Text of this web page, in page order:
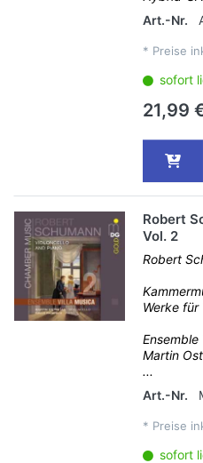
Art.-Nr.
* Preise
sofort
21,99
Robert
Vol. 2
Robert
Werke für
Ensemble
Martin
...
Art.-Nr.
* Preise
sofort